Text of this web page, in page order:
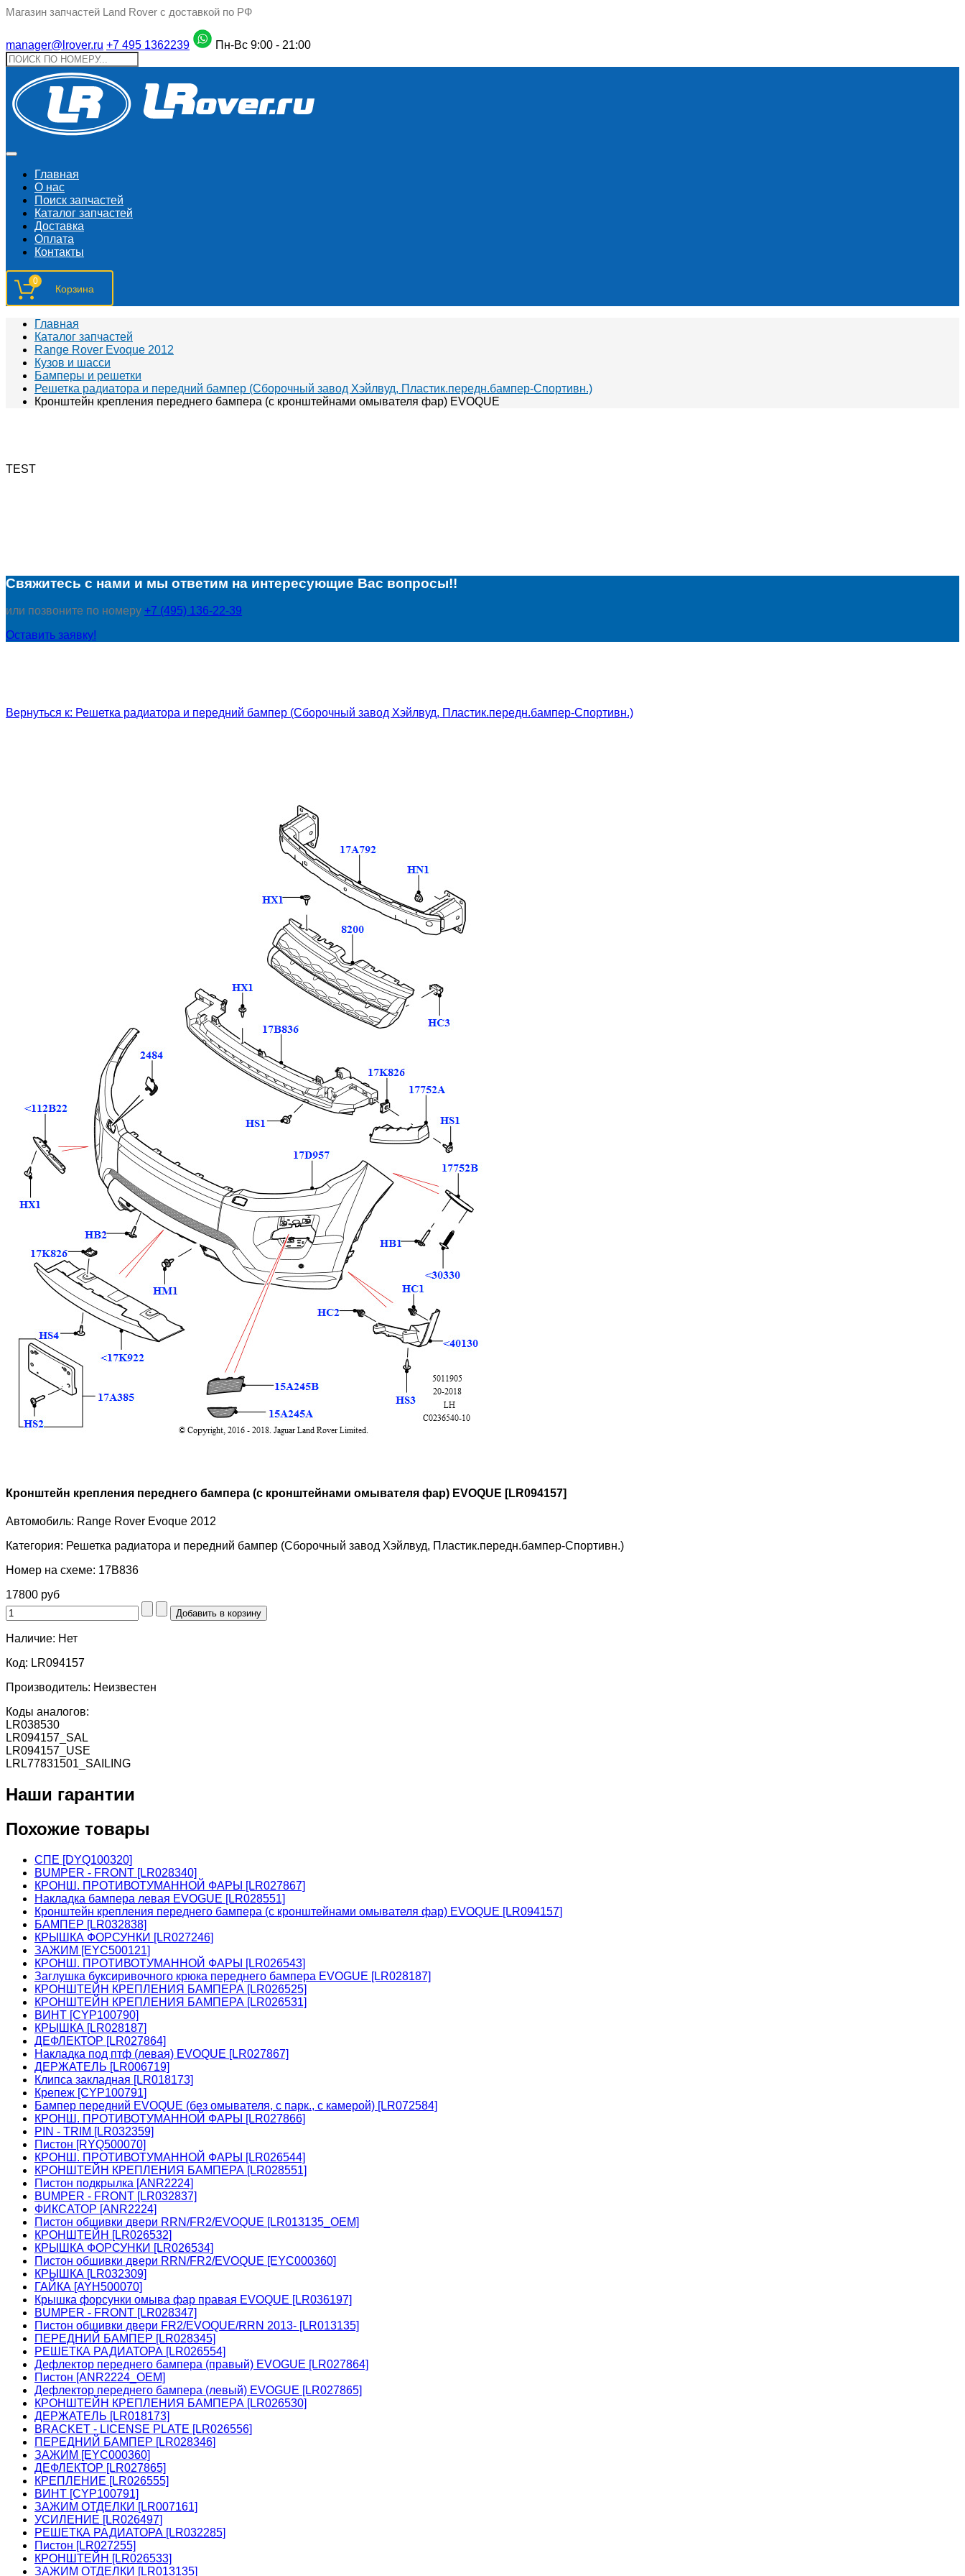
Магазин запчастей Land Rover с доставкой по РФ
manager@lrover.ru +7 495 1362239 Пн-Вс 9:00 - 21:00
Главная
О нас
Поиск запчастeй
Каталог запчастей
Доставка
Оплата
Контакты
0
Главная
Каталог запчастей
Range Rover Evoque 2012
Кузов и шасси
Бамперы и решетки
Решетка радиатора и передний бампер (Сборочный завод Хэйлвуд, Пластик.передн.бампер-Спортивн.)
Кронштейн крепления переднего бампера (с кронштейнами омывателя фар) EVOQUE
TEST
Свяжитесь с нами и мы ответим на интересующие Вас вопросы!!
или позвоните по номеру +7 (495) 136-22-39
Оставить заявку!
Вернуться к: Решетка радиатора и передний бампер (Сборочный завод Хэйлвуд, Пластик.передн.бампер-Спортивн.)
Кронштейн крепления переднего бампера (с кронштейнами омывателя фар) EVOQUE [LR094157]
Автомобиль: Range Rover Evoque 2012
Категория: Решетка радиатора и передний бампер (Сборочный завод Хэйлвуд, Пластик.передн.бампер-Спортивн.)
Номер на схеме: 17B836
17800 руб
Наличие: Нет
Код: LR094157
Производитель: Неизвестен
Коды аналогов:
LR038530
LR094157_SAL
LR094157_USE
LRL77831501_SAILING
Наши гарантии
Похожие товары
СПЕ [DYQ100320]
BUMPER - FRONT [LR028340]
КРОНШ. ПРОТИВОТУМАННОЙ ФАРЫ [LR027867]
Накладка бампера левая EVOGUE [LR028551]
Кронштейн крепления переднего бампера (с кронштейнами омывателя фар) EVOQUE [LR094157]
БАМПЕР [LR032838]
КРЫШКА ФОРСУНКИ [LR027246]
ЗАЖИМ [EYC500121]
КРОНШ. ПРОТИВОТУМАННОЙ ФАРЫ [LR026543]
Заглушка буксиривочного крюка переднего бампера EVOGUE [LR028187]
КРОНШТЕЙН КРЕПЛЕНИЯ БАМПЕРА [LR026525]
КРОНШТЕЙН КРЕПЛЕНИЯ БАМПЕРА [LR026531]
ВИНТ [CYP100790]
КРЫШКА [LR028187]
ДЕФЛЕКТОР [LR027864]
Накладка под птф (левая) EVOQUE [LR027867]
ДЕРЖАТЕЛЬ [LR006719]
Клипса закладная [LR018173]
Крепеж [CYP100791]
Бампер передний EVOQUE (без омывателя, с парк., с камерой) [LR072584]
КРОНШ. ПРОТИВОТУМАННОЙ ФАРЫ [LR027866]
PIN - TRIM [LR032359]
Пистон [RYQ500070]
КРОНШ. ПРОТИВОТУМАННОЙ ФАРЫ [LR026544]
КРОНШТЕЙН КРЕПЛЕНИЯ БАМПЕРА [LR028551]
Пистон подкрылка [ANR2224]
BUMPER - FRONT [LR032837]
ФИКСАТОР [ANR2224]
Пистон обшивки двери RRN/FR2/EVOQUE [LR013135_OEM]
КРОНШТЕЙН [LR026532]
КРЫШКА ФОРСУНКИ [LR026534]
Пистон обшивки двери RRN/FR2/EVOQUE [EYC000360]
КРЫШКА [LR032309]
ГАЙКА [AYH500070]
Крышка форсунки омыва фар правая EVOQUE [LR036197]
BUMPER - FRONT [LR028347]
Пистон обшивки двери FR2/EVOQUE/RRN 2013- [LR013135]
ПЕРЕДНИЙ БАМПЕР [LR028345]
РЕШЕТКА РАДИАТОРА [LR026554]
Дефлектор переднего бампера (правый) EVOGUE [LR027864]
Пистон [ANR2224_OEM]
Дефлектор переднего бампера (левый) EVOGUE [LR027865]
КРОНШТЕЙН КРЕПЛЕНИЯ БАМПЕРА [LR026530]
ДЕРЖАТЕЛЬ [LR018173]
BRACKET - LICENSE PLATE [LR026556]
ПЕРЕДНИЙ БАМПЕР [LR028346]
ЗАЖИМ [EYC000360]
ДЕФЛЕКТОР [LR027865]
КРЕПЛЕНИЕ [LR026555]
ВИНТ [CYP100791]
ЗАЖИМ ОТДЕЛКИ [LR007161]
УСИЛЕНИЕ [LR026497]
РЕШЕТКА РАДИАТОРА [LR032285]
Пистон [LR027255]
КРОНШТЕЙН [LR026533]
ЗАЖИМ ОТДЕЛКИ [LR013135]